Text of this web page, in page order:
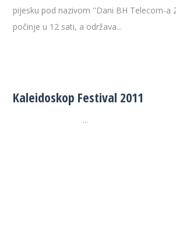
pijesku pod nazivom ''Dani BH Telecom-a
počinje u 12 sati, a održava...
Kaleidoskop Festival 2011
...